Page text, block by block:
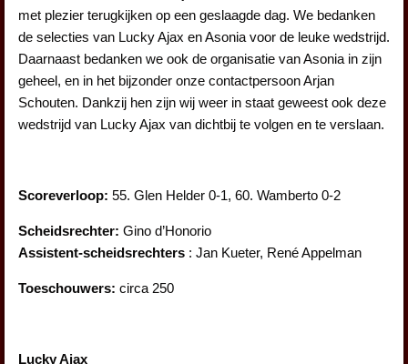
met plezier terugkijken op een geslaagde dag. We bedanken
de selecties van Lucky Ajax en Asonia voor de leuke wedstrijd.
Daarnaast bedanken we ook de organisatie van Asonia in zijn
geheel, en in het bijzonder onze contactpersoon Arjan
Schouten. Dankzij hen zijn wij weer in staat geweest ook deze
wedstrijd van Lucky Ajax van dichtbij te volgen en te verslaan.
Scoreverloop: 55. Glen Helder 0-1, 60. Wamberto 0-2
Scheidsrechter: Gino d’Honorio
Assistent-scheidsrechters : Jan Kueter, René Appelman
Toeschouwers: circa 250
Lucky Ajax